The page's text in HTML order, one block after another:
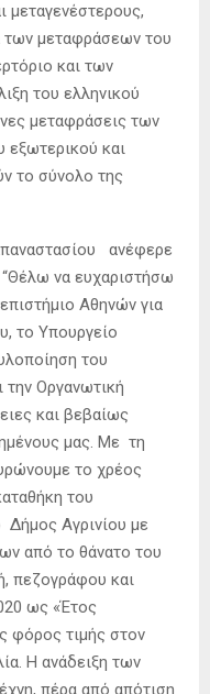
μεταγενέστερους,
των μεταφράσεων του
και των
του ελληνικού
μεταφράσεις των
εξωτερικού και
το σύνολο της
ανέφερε
να ευχαριστήσω
Αθηνών για
το Υπουργείο
του
την Οργανωτική
και βεβαίως
μας. Με τη
το χρέος
του
Αγρινίου με
από το θάνατο του
πεζογράφου και
ως «Έτος
φόρος τιμής στον
Η ανάδειξη των
πέρα από απότιση